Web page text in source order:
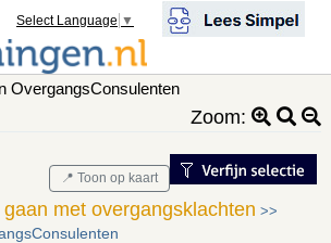
Select Language ▼
OvergangsConsulenten
Zoom:
📍 Toon op kaart
met overgangsklachten >>